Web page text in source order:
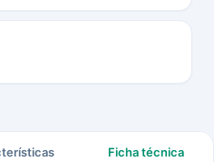
Ficha técnica